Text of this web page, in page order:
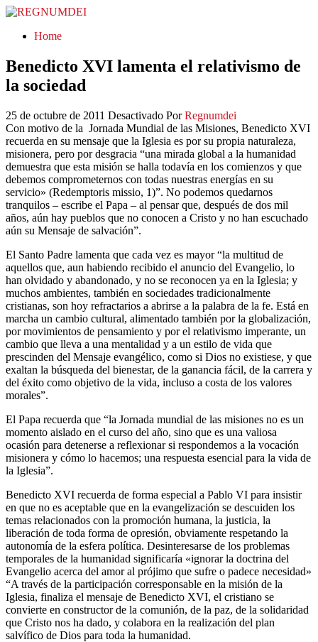
REGNUMDEI
Home
Benedicto XVI lamenta el relativismo de
la sociedad
25 de octubre de 2011 Desactivado Por Regnumdei
Con motivo de la Jornada Mundial de las Misiones, Benedicto XVI
recuerda en su mensaje que la Iglesia es por su propia naturaleza,
misionera, pero por desgracia “una mirada global a la humanidad
demuestra que esta misión se halla todavía en los comienzos y que
debemos comprometernos con todas nuestras energías en su
servicio» (Redemptoris missio, 1)”. No podemos quedarnos
tranquilos – escribe el Papa – al pensar que, después de dos mil
años, aún hay pueblos que no conocen a Cristo y no han escuchado
aún su Mensaje de salvación”.
El Santo Padre lamenta que cada vez es mayor “la multitud de
aquellos que, aun habiendo recibido el anuncio del Evangelio, lo
han olvidado y abandonado, y no se reconocen ya en la Iglesia; y
muchos ambientes, también en sociedades tradicionalmente
cristianas, son hoy refractarios a abrirse a la palabra de la fe. Está en
marcha un cambio cultural, alimentado también por la globalización,
por movimientos de pensamiento y por el relativismo imperante, un
cambio que lleva a una mentalidad y a un estilo de vida que
prescinden del Mensaje evangélico, como si Dios no existiese, y que
exaltan la búsqueda del bienestar, de la ganancia fácil, de la carrera y
del éxito como objetivo de la vida, incluso a costa de los valores
morales”.
El Papa recuerda que “la Jornada mundial de las misiones no es un
momento aislado en el curso del año, sino que es una valiosa
ocasión para detenerse a reflexionar si respondemos a la vocación
misionera y cómo lo hacemos; una respuesta esencial para la vida de
la Iglesia”.
Benedicto XVI recuerda de forma especial a Pablo VI para insistir
en que no es aceptable que en la evangelización se descuiden los
temas relacionados con la promoción humana, la justicia, la
liberación de toda forma de opresión, obviamente respetando la
autonomía de la esfera política. Desinteresarse de los problemas
temporales de la humanidad significaría «ignorar la doctrina del
Evangelio acerca del amor al prójimo que sufre o padece necesidad»
“A través de la participación corresponsable en la misión de la
Iglesia, finaliza el mensaje de Benedicto XVI, el cristiano se
convierte en constructor de la comunión, de la paz, de la solidaridad
que Cristo nos ha dado, y colabora en la realización del plan
salvífico de Dios para toda la humanidad.